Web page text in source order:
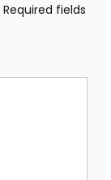
Required fields